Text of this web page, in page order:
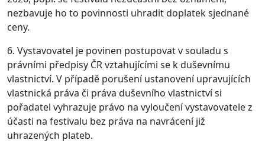
nezbavuje ho to povinnosti uhradit doplatek sjednané
ceny.
6. Vystavovatel je povinen postupovat v souladu s
právními předpisy ČR vztahujícími se k duševnímu
vlastnictví. V případě porušení ustanovení upravujících
vlastnická práva či práva duševního vlastnictví si
pořadatel vyhrazuje právo na vyloučení vystavovatele z
účasti na festivalu bez práva na navrácení již
uhrazených plateb.